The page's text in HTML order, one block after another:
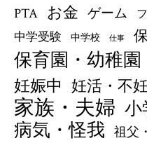
PTA お金 ゲーム
中学受験 中学校 仕事
保育園・幼稚園
妊娠中 妊活・不
家族・夫婦 小
病気・怪我 祖父